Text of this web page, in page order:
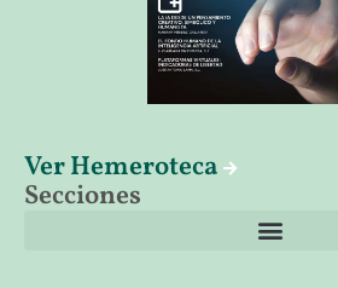
Ver Hemeroteca
Secciones